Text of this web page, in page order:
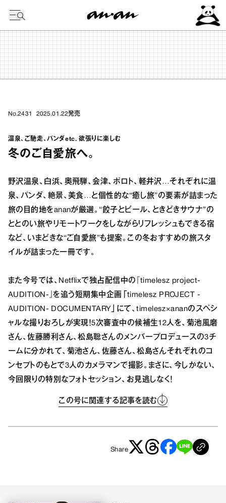
No.2431 2025.01.22発売
温泉、ご馳走、パンダetc. 欲張りに楽しむ
冬のご自愛旅へ。
野沢温泉、白浜、奥飛騨、会津、ポロト、軽井沢…それぞれに温
泉、パンダ、絶景、美食…と個性的な“癒し旅”の要素が詰まった
旅の目的地をananが厳選。“餃子とビール、ときどきサウナ”の
ととのい旅やリモートワークをしながらリフレッシュもできる宿
など、いまどきな“ご自愛旅”も提案。この冬おすすめの旅スタ
イルが詰まった一冊です。
また今号では、Netflixで独占配信中の『timelesz project-
AUDITION-』を追う短期集中企画「timelesz PROJECT -
AUDITION- DOCUMENTARY」にて、timelesz×ananのスペシ
ャルな撮りおろしが実現！5次審査中の候補生12人を、菊池風磨
さん、佐藤勝利さん、松島聡さんのメンバープロデュースの3チ
ームに分かれて、菊池さん、佐藤さん、松島さんそれぞれのコ
ンセプトのもとで3人のカメラマンで撮影。まさに、今しかない、
今回限りの特別なフォトセッション、お見逃しなく！
この号に関連する記事を読む
Share